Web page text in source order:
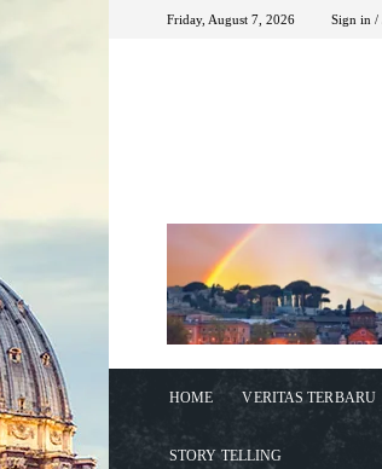
Friday, August 7, 2026 Sign in /
HOME VERITAS TERBARU
STORY TELLING